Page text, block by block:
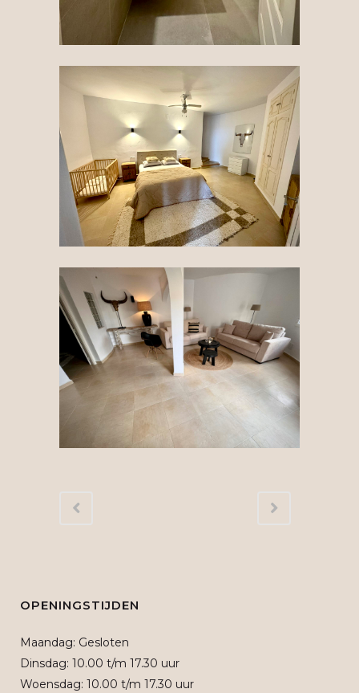
OPENINGSTIJDEN
Maandag: Gesloten
Dinsdag: 10.00 t/m 17.30 uur
Woensdag: 10.00 t/m 17.30 uur